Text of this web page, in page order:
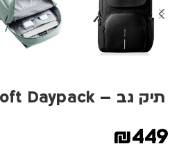
תיק גב – XD Design Soft Daypack
₪449